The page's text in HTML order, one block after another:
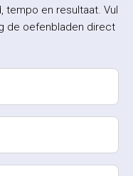
tempo en resultaat. Vul
de oefenbladen direct